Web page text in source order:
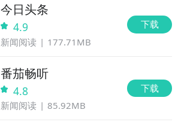
今日头条
4.9
新闻阅读 177.71MB
下载
番茄畅听
4.8
新闻阅读 85.92MB
下载